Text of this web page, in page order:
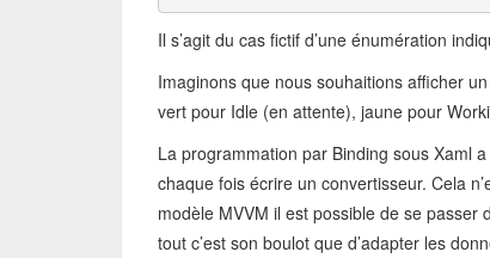
Il s’agit du cas fictif d’une énumération
Imaginons que nous souhaitions afficher
vert pour Idle (en attente), jaune pour
La programmation par Binding sous Xaml
chaque fois écrire un convertisseur. Cela
modèle MVVM il est possible de se
tout c’est son boulot que d’adapter les